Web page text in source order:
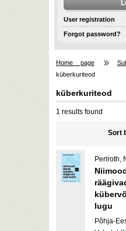
User registration
Forgot password?
Home page
küberkuriteod
küberkuriteod
1 results found
Sort
Perlroth,
lugu
Põhja-